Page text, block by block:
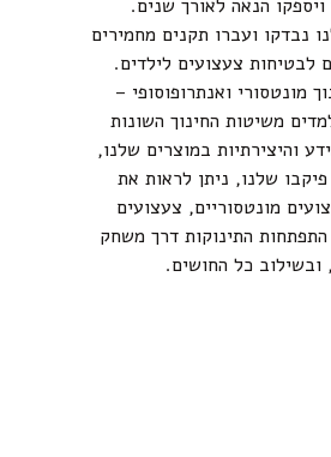
ויספקו הנאה לאורך שנים.
נבדקו ועברו תקנים מחמירים
לבטיחות צעצועים לילדים.
מונטסורי ואנתרופוסופי –
משיטות החינוך השונות
והיצירתיות במוצרים שלנו,
שלנו, ניתן לראות את
מונטסוריים, צעצועים
התינוקות דרך משחק
ובשילוב כל החושים.